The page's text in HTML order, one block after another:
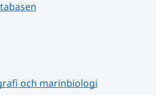
webbplats.
och marinbiologi